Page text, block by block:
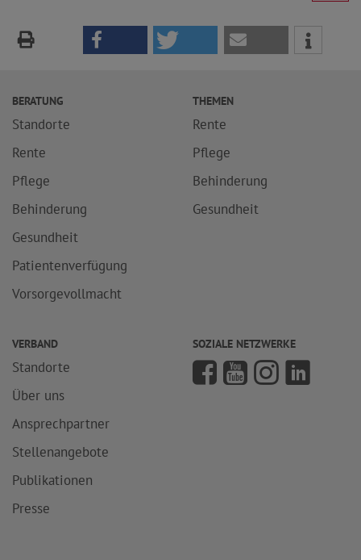
BERATUNG
Standorte
Rente
Pflege
Behinderung
Gesundheit
Patientenverfügung
Vorsorgevollmacht
THEMEN
Rente
Pflege
Behinderung
Gesundheit
VERBAND
Standorte
Über uns
Ansprechpartner
Stellenangebote
Publikationen
Presse
SOZIALE NETZWERKE